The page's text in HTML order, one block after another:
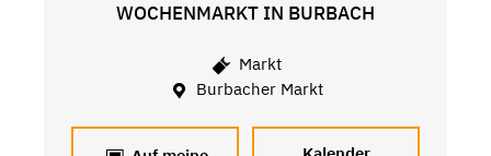
WOCHENMARKT IN BURBACH
Markt
Burbacher Markt